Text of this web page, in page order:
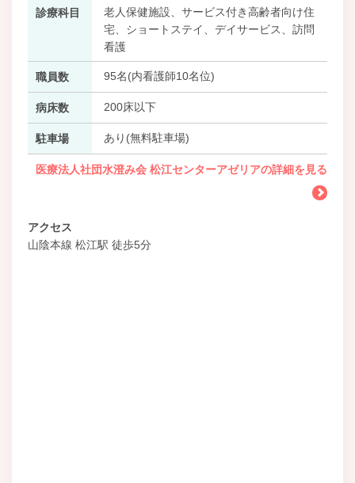
診療科目
老人保健施設、サービス付き高齢者向け住
宅、ショートステイ、デイサービス、訪問
看護
職員数 95名(内看護師10名位)
病床数 200床以下
駐車場 あり(無料駐車場)
医療法人社団水澄み会 松江センターアゼリアの詳細を見る
アクセス
山陰本線 松江駅 徒歩5分